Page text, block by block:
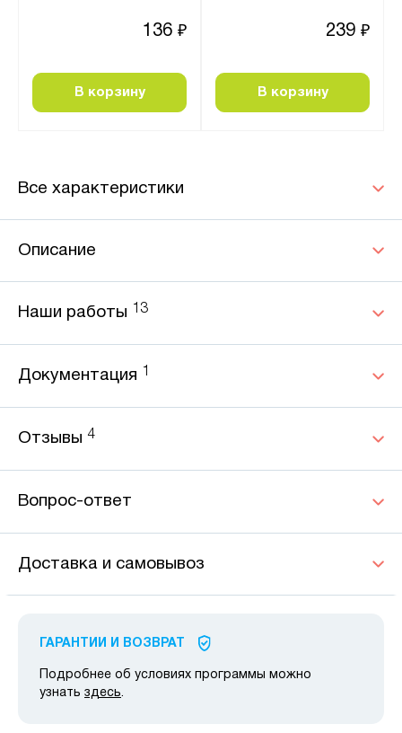
136 ₽
В корзину
239 ₽
В корзину
Все характеристики
Описание
Наши работы 13
Документация
Отзывы 4
Вопрос-ответ
Доставка и самовывоз
ГАРАНТИИ И ВОЗВРАТ
Подробнее об условиях программы можно
узнать здесь.